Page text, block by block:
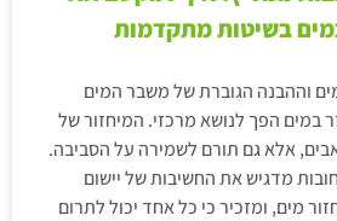
בשיטות מתקדמות
וההבנה הגוברת של משבר המים
במים הפך לנושא מרכזי. המיחזור של
אלא גם תורם לשמירה על הסביבה.
מדגיש את החשיבות של יישום
מים, ומזכיר כי כל אחד יכול לתרום